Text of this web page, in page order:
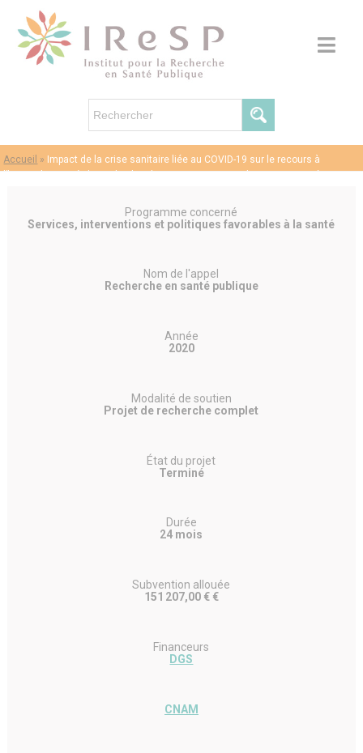
Accueil » Impact de la crise sanitaire liée au COVID-19 sur le recours à
l’hospitalisation à domicile chez les patients atteints de cancers traités par
Programme concerné
Services, interventions et politiques favorables à la santé
Nom de l'appel
Recherche en santé publique
Année
2020
Modalité de soutien
Projet de recherche complet
État du projet
Terminé
Durée
24 mois
Subvention allouée
151 207,00 € €
Financeurs
DGS
CNAM